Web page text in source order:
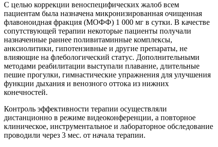
С целью коррекции веноспецифических жалоб всем
пациентам была назначена микронизированная очищенная
флавоноидная фракция (МОФФ) 1 000 мг в сутки. В качестве
сопутствующей терапии некоторые пациенты получали
назначенные раннее поливитаминные комплексы,
анксиолитики, гипотензивные и другие препараты, не
влияющие на флебологический статус. Дополнительными
методами реабилитации выступали плавание, длительные
пешие прогулки, гимнастические упражнения для улучшения
функции дыхания и венозного оттока из нижних
конечностей.
Контроль эффективности терапии осуществляли
дистанционно в режиме видеоконференции, а повторное
клиническое, инструментальное и лабораторное обследование
проводили через 3 мес. от начала терапии.